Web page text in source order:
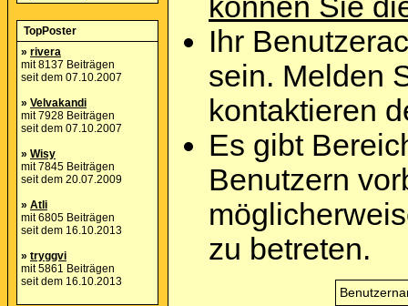
TopPoster
» rivera
mit 8137 Beiträgen
seit dem 07.10.2007
» Velvakandi
mit 7928 Beiträgen
seit dem 07.10.2007
» Wisy
mit 7845 Beiträgen
seit dem 20.07.2009
» Atli
mit 6805 Beiträgen
seit dem 16.10.2013
» tryggvi
mit 5861 Beiträgen
seit dem 16.10.2013
können Sie
Ihr
sein. Melden
kontaktieren
Es gibt
Benutzern
zu betreten.